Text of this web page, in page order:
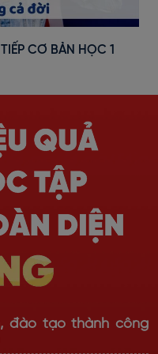
CƠ BẢN HỌC 1
đào tạo thành công